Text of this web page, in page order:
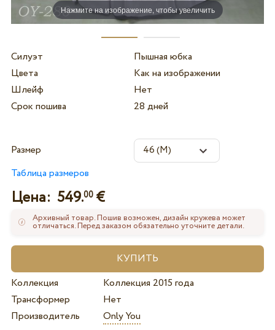
Нажмите на изображение, чтобы увеличить
Силуэт
Пышная юбка
Цвета
Как на изображении
Шлейф
Нет
Срок пошива
28 дней
Размер
Таблица размеров
Цена: 549.00€
Архивный товар. Пошив возможен, дизайн кружева может
отличаться. Перед заказом обязательно уточните детали.
Коллекция
Коллекция 2015 года
Трансформер
Нет
Производитель
Only You